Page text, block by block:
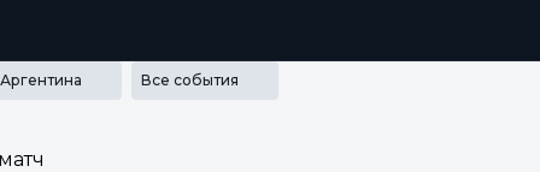
ЛОЯЛЬНОСТИ
Аргентина Все события